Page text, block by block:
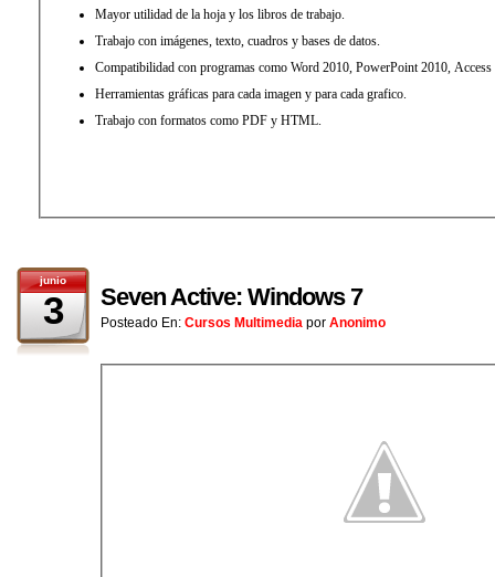
Mayor utilidad de la hoja y los libros de trabajo.
Trabajo con imágenes, texto, cuadros y bases de datos.
Compatibilidad con programas como Word 2010, PowerPoint 2010, Access
Herramientas gráficas para cada imagen y para cada grafico.
Trabajo con formatos como PDF y HTML.
junio
3 Seven Active: Windows 7
Posteado En: Cursos Multimedia por Anonimo